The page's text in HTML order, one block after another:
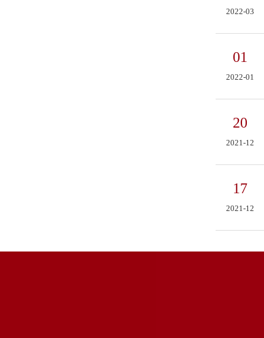
2022-03
01
2022-01
20
2021-12
17
2021-12